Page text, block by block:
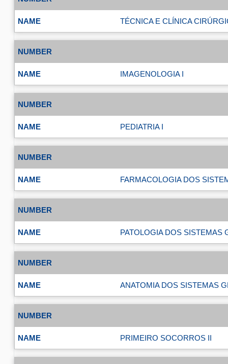
TÉCNICA E CLÍNICA
IMAGENOLOGIA I
PEDIATRIA I
FARMACOLOGIA DOS
PATOLOGIA DOS SISTEMAS
ANATOMIA DOS SISTEMAS
PRIMEIRO SOCORROS II